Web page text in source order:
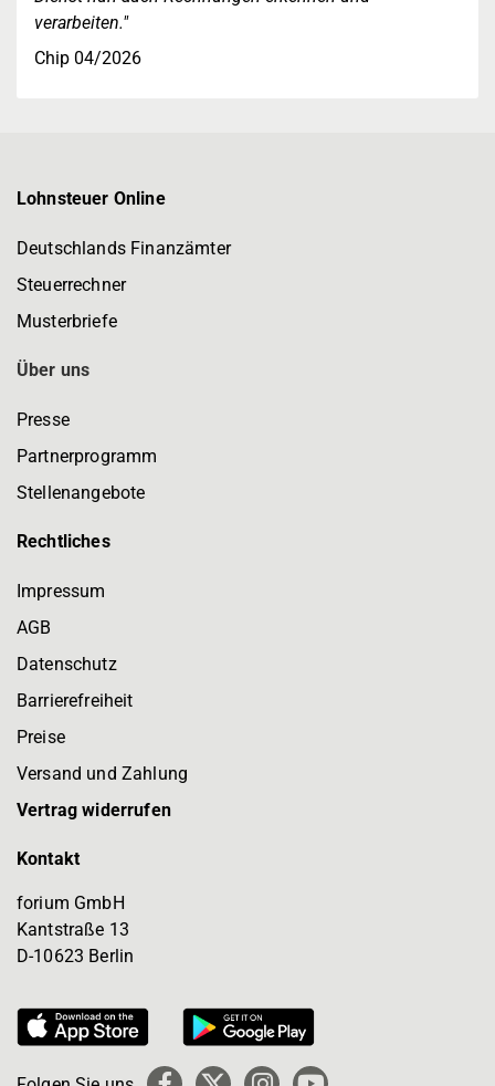
verarbeiten."
Chip 04/2026
Lohnsteuer Online
Deutschlands Finanzämter
Steuerrechner
Musterbriefe
Über uns
Presse
Partnerprogramm
Stellenangebote
Rechtliches
Impressum
AGB
Datenschutz
Barrierefreiheit
Preise
Versand und Zahlung
Vertrag widerrufen
Kontakt
forium GmbH
Kantstraße 13
D-10623 Berlin